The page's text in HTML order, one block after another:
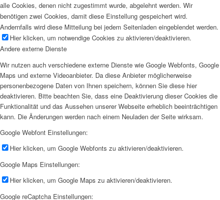
alle Cookies, denen nicht zugestimmt wurde, abgelehnt werden. Wir
benötigen zwei Cookies, damit diese Einstellung gespeichert wird.
Andernfalls wird diese Mitteilung bei jedem Seitenladen eingeblendet werden.
Hier klicken, um notwendige Cookies zu aktivieren/deaktivieren.
Andere externe Dienste
Wir nutzen auch verschiedene externe Dienste wie Google Webfonts, Google
Maps und externe Videoanbieter. Da diese Anbieter möglicherweise
personenbezogene Daten von Ihnen speichern, können Sie diese hier
deaktivieren. Bitte beachten Sie, dass eine Deaktivierung dieser Cookies die
Funktionalität und das Aussehen unserer Webseite erheblich beeinträchtigen
kann. Die Änderungen werden nach einem Neuladen der Seite wirksam.
Google Webfont Einstellungen:
Hier klicken, um Google Webfonts zu aktivieren/deaktivieren.
Google Maps Einstellungen:
Hier klicken, um Google Maps zu aktivieren/deaktivieren.
Google reCaptcha Einstellungen: